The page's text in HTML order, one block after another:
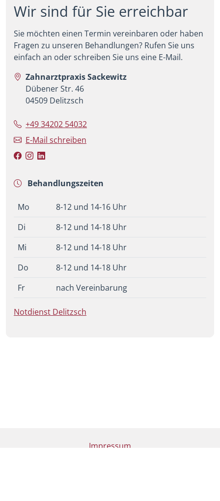
Wir sind für Sie erreichbar
Sie möchten einen Termin vereinbaren oder haben
Fragen zu unseren Behandlungen? Rufen Sie uns
einfach an oder schreiben Sie uns eine E-Mail.
Zahnarztpraxis Sackewitz
Dübener Str. 46
04509 Delitzsch
+49 34202 54032
E-Mail schreiben
Behandlungszeiten
Mo
8-12 und 14-16 Uhr
Di
8-12 und 14-18 Uhr
Mi
8-12 und 14-18 Uhr
Do
8-12 und 14-18 Uhr
Fr
nach Vereinbarung
Notdienst Delitzsch
Impressum